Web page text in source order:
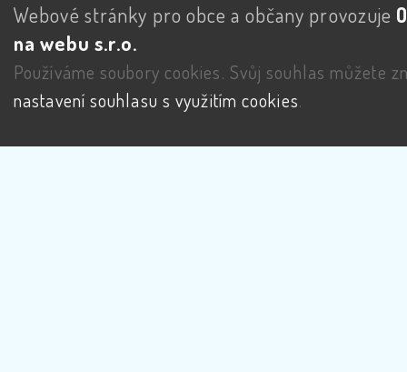
Webové stránky pro obce a občany provozuje
na webu s.r.o.
Používáme soubory cookies. Svůj souhlas můžete
nastavení souhlasu s využitím cookies.